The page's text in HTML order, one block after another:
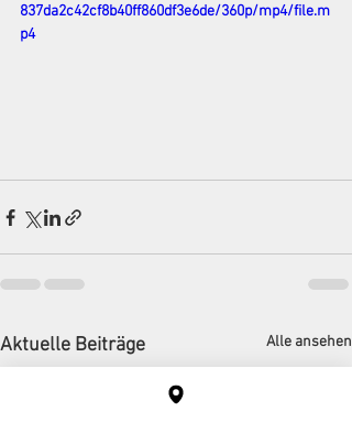
837da2c42cf8b40ff860df3e6de/360p/mp4/file.m
p4
Aktuelle Beiträge Alle ansehen